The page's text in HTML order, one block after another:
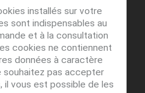
installés sur votre
sont indispensables au
et à la consultation
cookies ne contiennent
données à caractère
souhaitez pas accepter
il vous est possible de les